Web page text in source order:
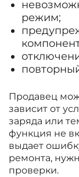
режим;
Продавец
зависит от
заряда или
функция не
выдает
ремонта,
проверки.